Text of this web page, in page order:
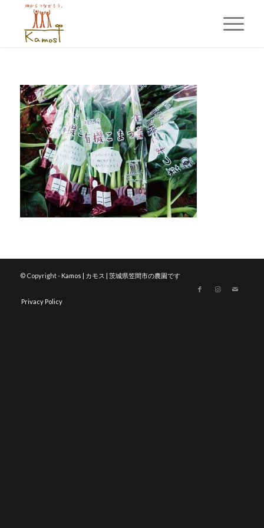
© Copyright - Kamos | カモス | 茨城県笠間市の農園です
Privacy Policy